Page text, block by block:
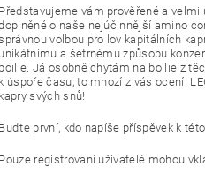
Představujeme vám prověřené a
o naše nejúčinnější amino
volbou pro lov kapitálních
unikátnímu a šetrnému způsobu
boilie. Já osobně chytám na boilie z
k úspoře času, to mnozí z vás ocení.
kapry svých snů!
Buďte první, kdo napíše příspěvek k
Pouze registrovaní uživatelé mohou